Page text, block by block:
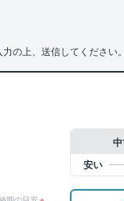
の上、送信してください。